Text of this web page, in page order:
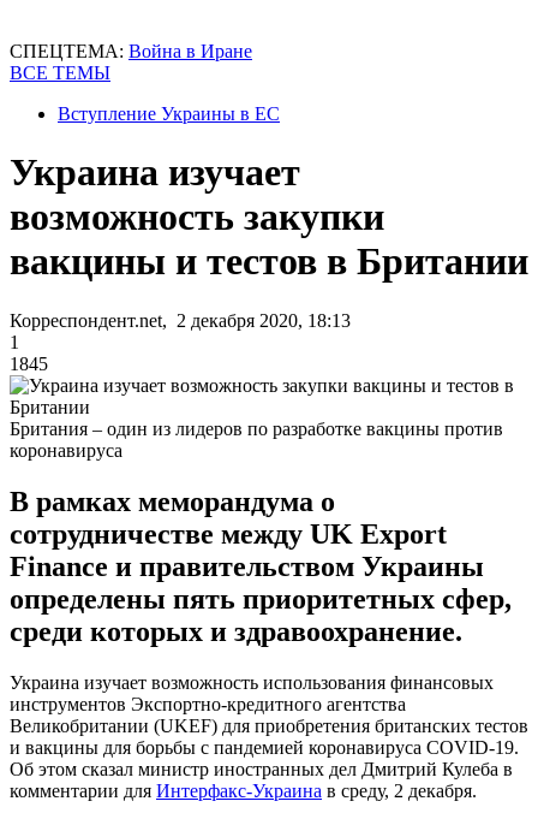
СПЕЦТЕМА: Война в Иране
ВСЕ ТЕМЫ
Вступление Украины в ЕС
Украина изучает
возможность закупки
вакцины и тестов в Британии
Корреспондент.net, 2 декабря 2020, 18:13
1
1845
Британия – один из лидеров по разработке вакцины против
коронавируса
В рамках меморандума о
сотрудничестве между UK Export
Finance и правительством Украины
определены пять приоритетных сфер,
среди которых и здравоохранение.
Украина изучает возможность использования финансовых
инструментов Экспортно-кредитного агентства
Великобритании (UKEF) для приобретения британских тестов
и вакцины для борьбы с пандемией коронавируса COVID-19.
Об этом сказал министр иностранных дел Дмитрий Кулеба в
комментарии для Интерфакс-Украина в среду, 2 декабря.